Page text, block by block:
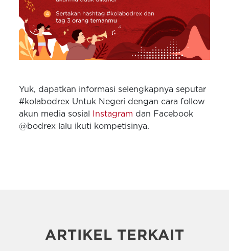
Yuk, dapatkan informasi selengkapnya seputar
#kolabodrex Untuk Negeri dengan cara follow
akun media sosial Instagram dan Facebook
@bodrex lalu ikuti kompetisinya.
ARTIKEL TERKAIT